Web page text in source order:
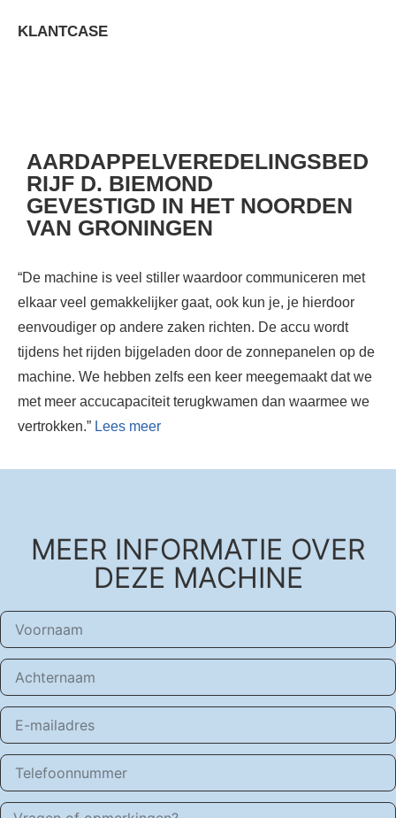
KLANTCASE
AARDAPPELVEREDELINGSBED
RIJF D. BIEMOND
GEVESTIGD IN HET NOORDEN
VAN GRONINGEN
“De machine is veel stiller waardoor communiceren met
elkaar veel gemakkelijker gaat, ook kun je, je hierdoor
eenvoudiger op andere zaken richten. De accu wordt
tijdens het rijden bijgeladen door de zonnepanelen op de
machine. We hebben zelfs een keer meegemaakt dat we
met meer accucapaciteit terugkwamen dan waarmee we
vertrokken.” Lees meer
MEER INFORMATIE OVER
DEZE MACHINE